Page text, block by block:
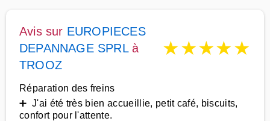
Avis sur EUROPIECES
DEPANNAGE SPRLà
TROOZ
★★★★★
Réparation des freins
➕ J'ai été très bien accueillie, petit café, biscuits,
confort pour l'attente.